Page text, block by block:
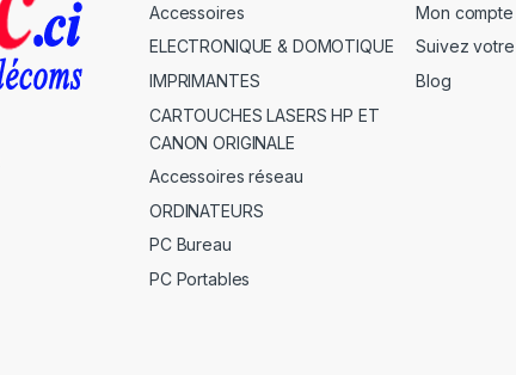
Accessoires
ELECTRONIQUE & DOMOTIQUE
IMPRIMANTES
CARTOUCHES LASERS HP ET
CANON ORIGINALE
Accessoires réseau
ORDINATEURS
PC Bureau
PC Portables
Mon compte
Suivez
Blog